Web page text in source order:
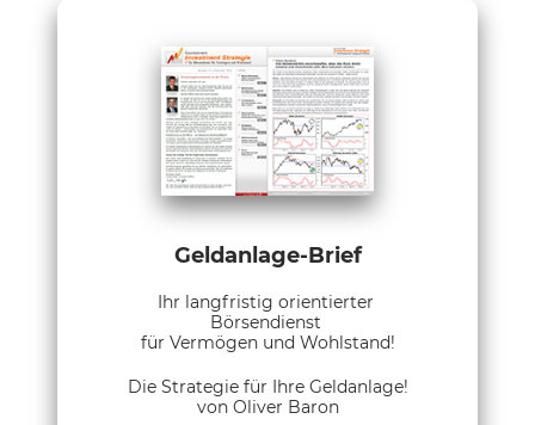
Geldanlage-Brief
Ihr langfristig orientierter
Börsendienst
für Vermögen und Wohlstand!
Die Strategie für Ihre Geldanlage!
von Oliver Baron